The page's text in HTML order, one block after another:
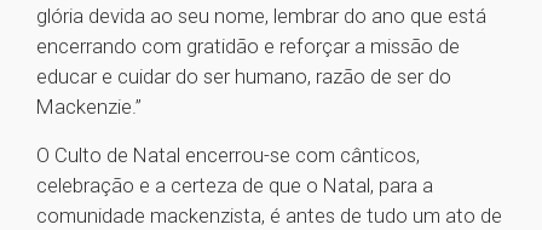
glória devida ao seu nome, lembrar do ano que está
encerrando com gratidão e reforçar a missão de
educar e cuidar do ser humano, razão de ser do
Mackenzie.”
O Culto de Natal encerrou-se com cânticos,
celebração e a certeza de que o Natal, para a
comunidade mackenzista, é antes de tudo um ato de